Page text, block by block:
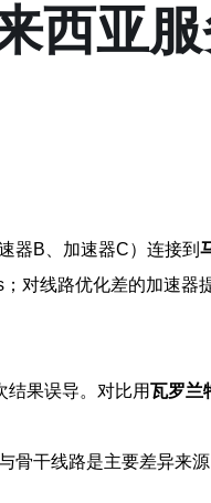
西亚
器B、加速器C）连接到
线路优化差的加速器
果误导。对比用瓦罗兰
干线路是主要差异来源